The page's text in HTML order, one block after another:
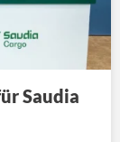
Saudia